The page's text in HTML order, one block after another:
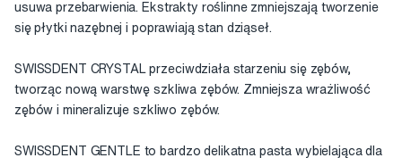
usuwa przebarwienia. Ekstrakty roślinne zmniejszają tworzenie
się płytki nazębnej i poprawiają stan dziąseł.
SWISSDENT CRYSTAL przeciwdziała starzeniu się zębów,
tworząc nową warstwę szkliwa zębów. Zmniejsza wrażliwość
zębów i mineralizuje szkliwo zębów.
SWISSDENT GENTLE to bardzo delikatna pasta wybielająca dla